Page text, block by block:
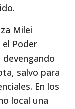
Milei
Poder
salvo para
En los
local una